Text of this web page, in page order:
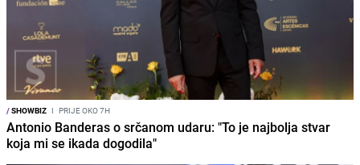
/SHOWBIZ I PRIJE OKO 7H
Antonio Banderas o srčanom udaru: "To je najbolja stvar
koja mi se ikada dogodila"